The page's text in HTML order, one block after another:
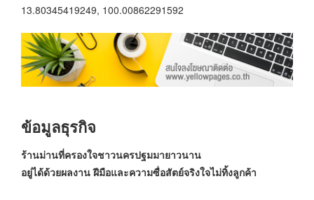
13.80345419249, 100.00862291592
ข้อมูลธุรกิจ
ร้านม่านที่ครองใจชาวนครปฐมมายาวนาน
อยู่ได้ด้วยผลงาน ฝีมือและความซื่อสัตย์จริงใจไม่ทิ้งลูกค้า